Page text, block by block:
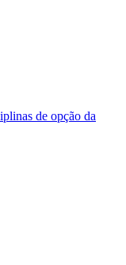
de opção da